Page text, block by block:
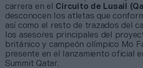
carrera en el Circuito de Lusail
desconocen los atletas que
así como el resto de trazados del
los asesores principales del
británico y campeón olímpico Mo
presente en el lanzamiento oficial
Summit Qatar.